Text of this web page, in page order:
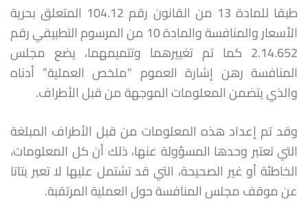
طبقا للمادة 13 من القانون رقم 104.12 المتعلق بحرية
الأسعار والمنافسة والمادة 10 من المرسوم التطبيقي رقم
2.14.652 كما تم تغييرهما وتتميمهما، يضع مجلس
المنافسة رهن إشارة العموم “ملخص العملية” أدناه
والذي يتضمن المعلومات الموجهة من قبل الأطراف.
وقد تم إعداد هذه المعلومات من قبل الأطراف المبلغة
التي تعتبر وحدها المسؤولة عنها، ذلك أن كل المعلومات،
الخاطئة أو غير الصحيحة، التي قد تشتمل عليها لا تعبر بتاتا
عن موقف مجلس المنافسة حول العملية المرتقبة.